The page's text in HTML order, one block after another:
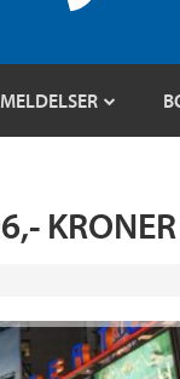
KRONER